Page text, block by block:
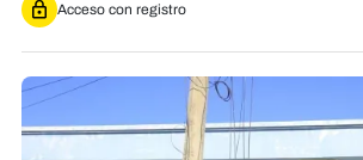
Acceso con registro